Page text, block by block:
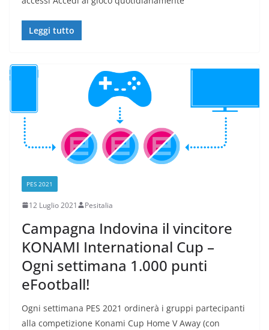
Leggi tutto
PES 2021
12 Luglio 2021 Pesitalia
Campagna Indovina il vincitore
KONAMI International Cup –
Ogni settimana 1.000 punti
eFootball!
Ogni settimana PES 2021 ordinerà i gruppi partecipanti
alla competizione Konami Cup Home V Away (con